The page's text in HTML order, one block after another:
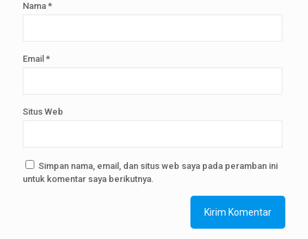
Nama *
Email *
Situs Web
Simpan nama, email, dan situs web saya pada peramban ini
untuk komentar saya berikutnya.